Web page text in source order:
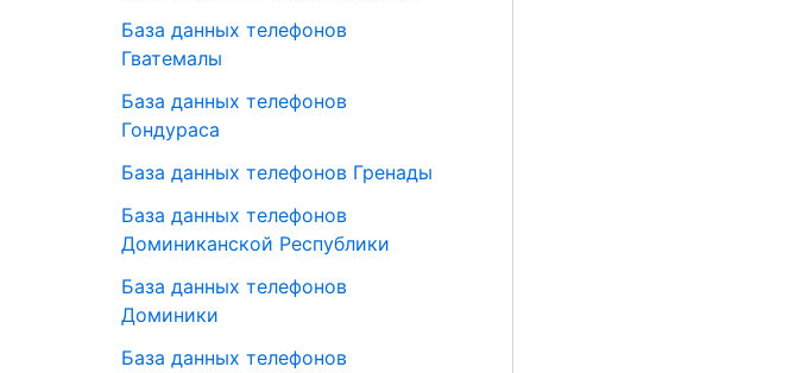
База данных телефонов
Гватемалы
База данных телефонов
Гондураса
База данных телефонов Гренады
База данных телефонов
Доминиканской Республики
База данных телефонов
Доминики
База данных телефонов